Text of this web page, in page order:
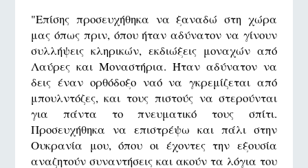
"Επίσης προσευχήθηκα να ξαναδώ στη χώρα
μας όπως πριν, όπου ήταν αδύνατον να γίνουν
συλλήψεις κληρικών, εκδιώξεις μοναχών από
Λαύρες και Μοναστήρια. Ήταν αδύνατον να
δεις έναν ορθόδοξο ναό να γκρεμίζεται από
μπουλντόζες, και τους πιστούς να στερούνται
για πάντα το πνευματικό τους σπίτι.
Προσευχήθηκα να επιστρέψω και πάλι στην
Ουκρανία μου, όπου οι έχοντες την εξουσία
αναζητούν συναντήσεις και ακούν τα λόγια του